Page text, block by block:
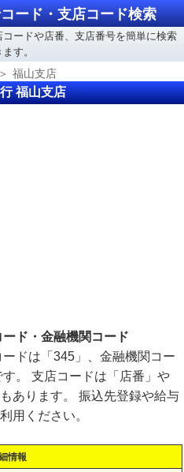
ード・支店コード検索
ードや店番、支店番号を簡単に検索
す。
福山支店
福山支店
ド・金融機関コード
ドは「345」、金融機関コー
。 支店コードは「店番」や
あります。 振込先登録や給与
用ください。
情報